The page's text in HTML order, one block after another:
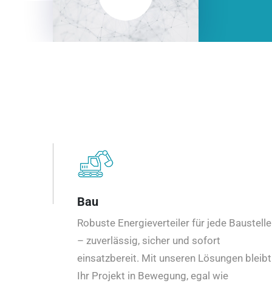
Bau
Robuste Energieverteiler für jede Baustelle
– zuverlässig, sicher und sofort
einsatzbereit. Mit unseren Lösungen bleibt
Ihr Projekt in Bewegung, egal wie